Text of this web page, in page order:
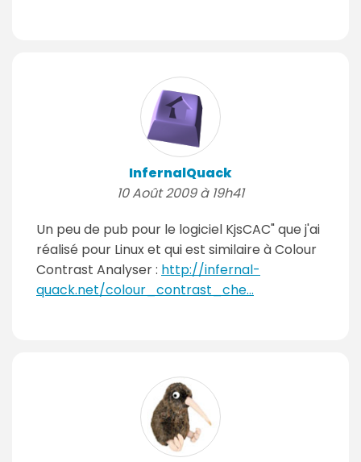
InfernalQuack
10 Août 2009 à 19h41
Un peu de pub pour le logiciel KjsCAC" que j'ai
réalisé pour Linux et qui est similaire à Colour
Contrast Analyser : http://infernal-
quack.net/colour_contrast_che...